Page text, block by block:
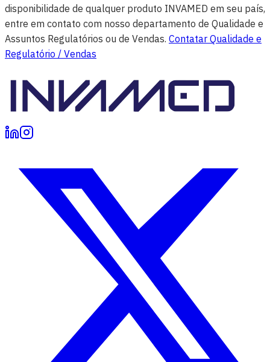
disponibilidade de qualquer produto INVAMED em seu país,
entre em contato com nosso departamento de Qualidade e
Assuntos Regulatórios ou de Vendas. Contatar Qualidade e
Regulatório / Vendas